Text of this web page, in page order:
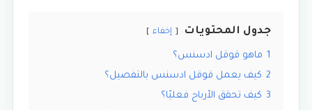
جدول المحتويات إخفاء
1 ماهو قوقل ادسنس؟
2 كيف يعمل قوقل ادسنس بالتفصيل؟
3 كيف تحقق الأرباح فعليًا؟